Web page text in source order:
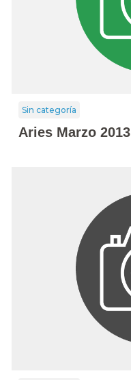
Sin categoría
Aries Marzo 2013